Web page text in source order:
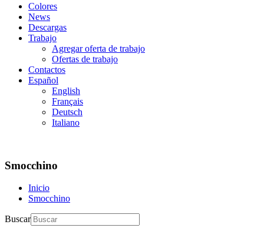
Colores
News
Descargas
Trabajo
Agregar oferta de trabajo
Ofertas de trabajo
Contactos
Español
English
Français
Deutsch
Italiano
Smocchino
Inicio
Smocchino
Buscar